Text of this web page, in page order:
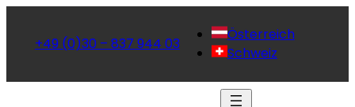
+49 (0)30 – 837 944 03
Österreich
Schweiz